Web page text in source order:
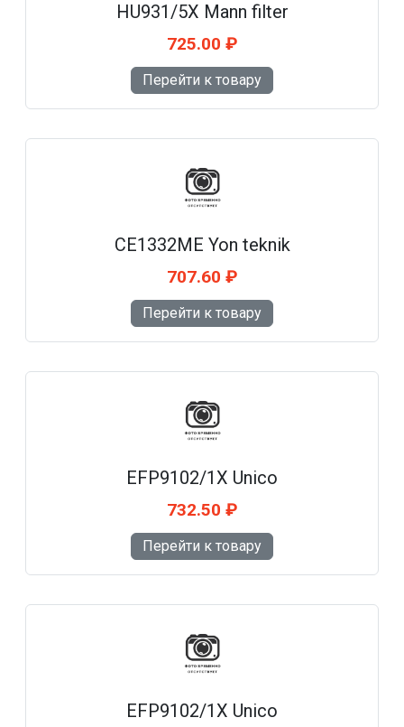
HU931/5X Mann filter
725.00 ₽
Перейти к товару
CE1332ME Yon teknik
707.60 ₽
Перейти к товару
EFP9102/1X Unico
732.50 ₽
Перейти к товару
EFP9102/1X Unico